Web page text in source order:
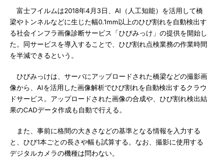
富士フイルムは2018年4月3日、AI（人工知能）を活用して橋
梁やトンネルなどに生じた幅0.1mm以上のひび割れを自動検出す
る社会インフラ画像診断サービス「ひびみっけ」の提供を開始し
た。同サービスを導入することで、ひび割れ点検業務の作業時間
を半減できるという。
ひびみっけは、サーバにアップロードされた橋梁などの撮影画
像から、AIを活用した画像解析でひび割れを自動検出するクラウ
ドサービス。アップロードされた画像の合成や、ひび割れ検出結
果のCADデータ作成も自動で行える。
また、事前に格間の大きさなどの基準となる情報を入力する
と、ひび1本ごとの長さや幅も試算する。なお、撮影に使用する
デジタルカメラの機種は問わない。